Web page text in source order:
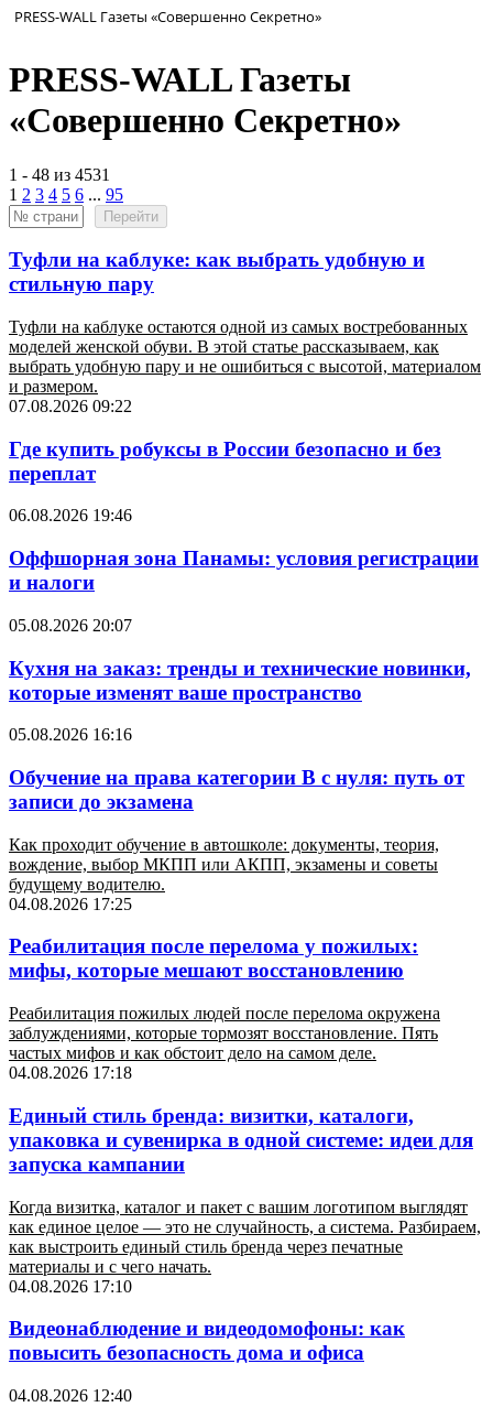
PRESS-WALL Газеты «Совершенно Секретно»
PRESS-WALL Газеты
«Совершенно Секретно»
1 - 48 из 4531
1 2 3 4 5 6 ... 95
Перейти
Туфли на каблуке: как выбрать удобную и
стильную пару
Туфли на каблуке остаются одной из самых востребованных
моделей женской обуви. В этой статье рассказываем, как
выбрать удобную пару и не ошибиться с высотой, материалом
и размером.
07.08.2026 09:22
Где купить робуксы в России безопасно и без
переплат
06.08.2026 19:46
Оффшорная зона Панамы: условия регистрации
и налоги
05.08.2026 20:07
Кухня на заказ: тренды и технические новинки,
которые изменят ваше пространство
05.08.2026 16:16
Обучение на права категории B с нуля: путь от
записи до экзамена
Как проходит обучение в автошколе: документы, теория,
вождение, выбор МКПП или АКПП, экзамены и советы
будущему водителю.
04.08.2026 17:25
Реабилитация после перелома у пожилых:
мифы, которые мешают восстановлению
Реабилитация пожилых людей после перелома окружена
заблуждениями, которые тормозят восстановление. Пять
частых мифов и как обстоит дело на самом деле.
04.08.2026 17:18
Единый стиль бренда: визитки, каталоги,
упаковка и сувенирка в одной системе: идеи для
запуска кампании
Когда визитка, каталог и пакет с вашим логотипом выглядят
как единое целое — это не случайность, а система. Разбираем,
как выстроить единый стиль бренда через печатные
материалы и с чего начать.
04.08.2026 17:10
Видеонаблюдение и видеодомофоны: как
повысить безопасность дома и офиса
04.08.2026 12:40